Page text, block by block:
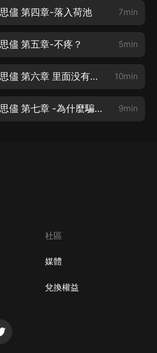
儘 第四章-落入荷池 7min
儘 第五章-不疼？ 5min
暮雲深處相思儘 第六章 里面没有人了嗎？ 10min
暮雲深處相思儘 第七章 -為什麼騙我？ 9min
社區
媒體
兌換權益